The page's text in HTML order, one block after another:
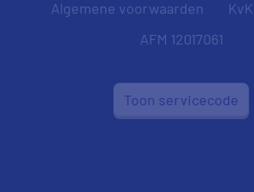
Algemene voorwaarden
AFM 12017061
Toon servicecode